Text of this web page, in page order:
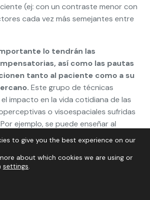
(ej: con un contraste menor con
cada vez más semejantes entre
lo tendrán las
así como las pautas
tanto al paciente como a su
Este grupo de técnicas
impacto en la vida cotidiana de las
o visoespaciales sufridas
ejemplo, se puede enseñar al
a detectar situaciones de riesgo (ej:
en consecuencia para minimizarlo,
de uso común (por ejemplo, los
siempre en el mismo lugar y con
distractores a su alrededor para
to give you the best experience on our
about which cookies we are using or
settings.